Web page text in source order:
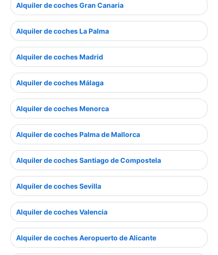
Alquiler de coches Gran Canaria
Alquiler de coches La Palma
Alquiler de coches Madrid
Alquiler de coches Málaga
Alquiler de coches Menorca
Alquiler de coches Palma de Mallorca
Alquiler de coches Santiago de Compostela
Alquiler de coches Sevilla
Alquiler de coches Valencia
Alquiler de coches Aeropuerto de Alicante